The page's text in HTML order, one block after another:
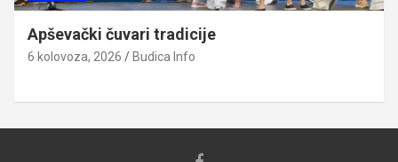
Apševački čuvari tradicije
6 kolovoza, 2026 Budica Info